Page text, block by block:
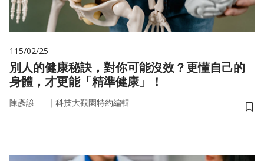
115/02/25
別人的健康秘訣，對你可能沒效？更懂自己的
身體，才更能「精準健康」！
陳彥諺 ｜ 科技大觀園特約編輯
儲